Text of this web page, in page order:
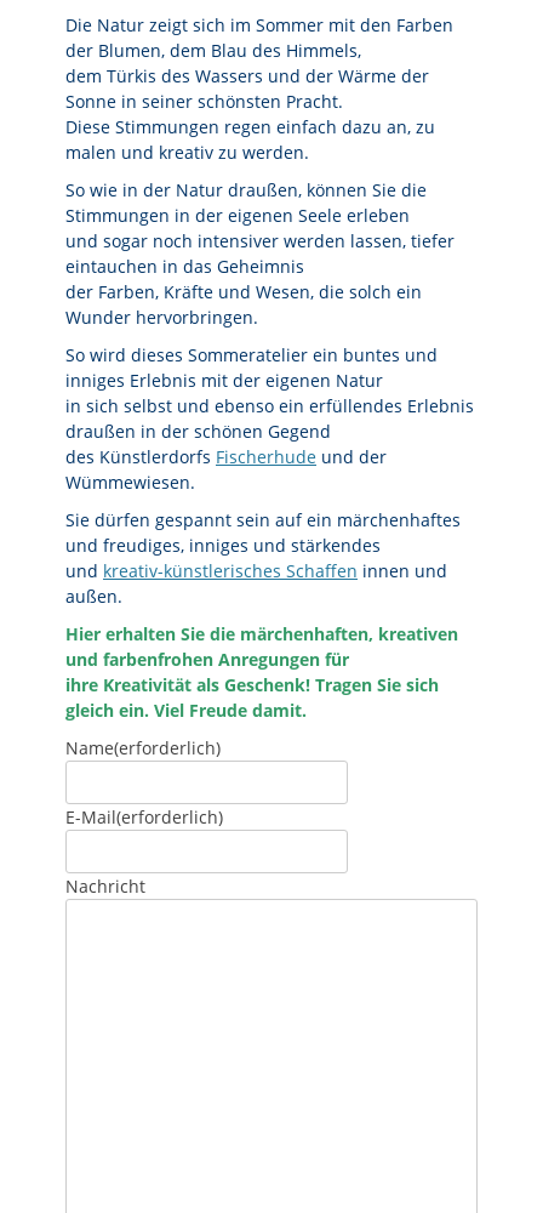
Die Natur zeigt sich im Sommer mit den Farben
der Blumen, dem Blau des Himmels,
dem Türkis des Wassers und der Wärme der
Sonne in seiner schönsten Pracht.
Diese Stimmungen regen einfach dazu an, zu
malen und kreativ zu werden.
So wie in der Natur draußen, können Sie die
Stimmungen in der eigenen Seele erleben
und sogar noch intensiver werden lassen, tiefer
eintauchen in das Geheimnis
der Farben, Kräfte und Wesen, die solch ein
Wunder hervorbringen.
So wird dieses Sommeratelier ein buntes und
inniges Erlebnis mit der eigenen Natur
in sich selbst und ebenso ein erfüllendes Erlebnis
draußen in der schönen Gegend
des Künstlerdorfs Fischerhude und der
Wümmewiesen.
Sie dürfen gespannt sein auf ein märchenhaftes
und freudiges, inniges und stärkendes
und kreativ-künstlerisches Schaffen innen und
außen.
Hier erhalten Sie die märchenhaften, kreativen
und farbenfrohen Anregungen für
ihre Kreativität als Geschenk! Tragen Sie sich
gleich ein. Viel Freude damit.
Name(erforderlich)
E-Mail(erforderlich)
Nachricht